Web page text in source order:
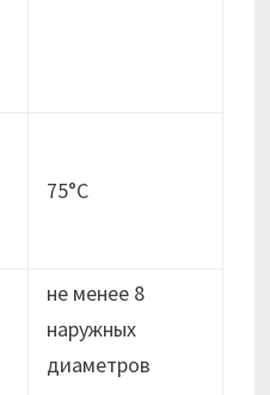
75°С
не менее 8
наружных
диаметров